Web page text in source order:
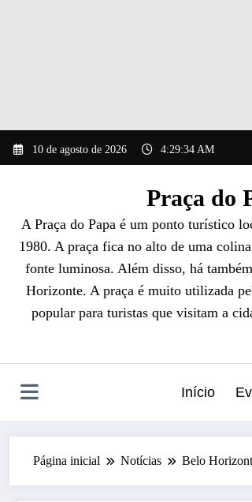
para
10 de agosto de 2026 4:29:36 AM
Praça do
A Praça do Papa é um ponto turístico
1980. A praça fica no alto de uma
fonte luminosa. Além disso, há
Horizonte. A praça é muito utilizada
popular para turistas que visitam a
Início
Página inicial Notícias Belo